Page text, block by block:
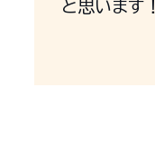
と思います！